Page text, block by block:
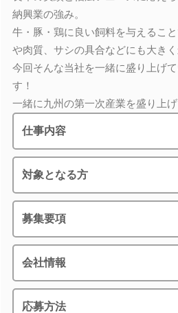
納興業の強み。
牛・豚・鶏に良い飼料を与えるこ
や肉質、サシの具合などにも大きく
今回そんな当社を一緒に盛り上げ
す！
一緒に九州の第一次産業を盛り上
仕事内容
対象となる方
募集要項
会社情報
応募方法